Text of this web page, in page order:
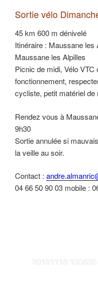
Sortie vélo
45 km 600 m dénivelé
Itinéraire : Maussane les
Maussane les Alpilles
Picnic de midi, Vélo VTC
fonctionnement,
cycliste, petit matériel
Rendez vous à
9h30
Sortie annulée si
la veille au soir.
Contact :
04 66 50 90 03 mobile :
20181118 150835